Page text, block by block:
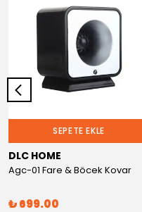
SEPETE EKLE
DLC HOME
Agc-01 Fare & Böcek Kovar
₺ 699.00